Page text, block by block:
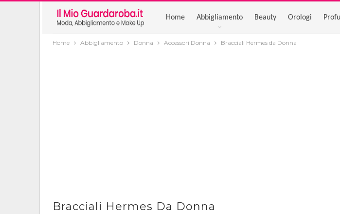
Home Abbigliamento Beauty Orologi
Home Abbigliamento Donna Accessori Donna Bracciali Hermes da Donna
Bracciali Hermes Da Donna